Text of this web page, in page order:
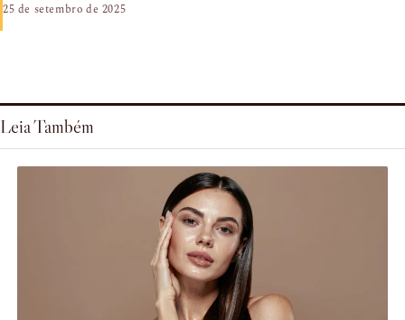
25 de setembro de 2025
Leia Também